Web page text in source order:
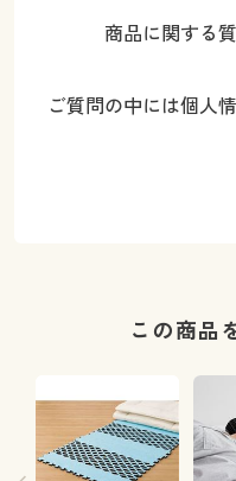
商品に関する
ご質問の中には個人
この商品